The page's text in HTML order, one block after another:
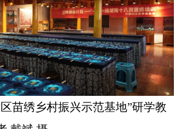
绣乡村振兴示范基地”研学教